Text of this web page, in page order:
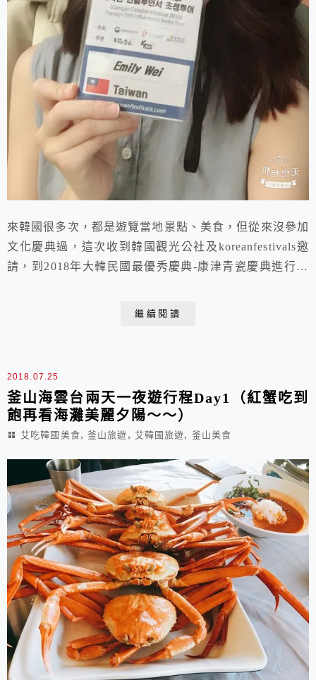
來韓國很多次，都是遊覽當地景點、美食，但從來沒參加
文化慶典過，這次收到韓國觀光公社及koreanfestivals邀
請，到2018年大韓民國最優秀慶典-康津青瓷慶典進行兩
繼續閱讀
2018.07.25
釜山海雲台兩天一夜遊行程Day1（紅蟹吃到
飽再看海灘美麗夕陽～～）
艾吃韓國美食,釜山旅遊 , 艾韓國旅遊, 釜山美食